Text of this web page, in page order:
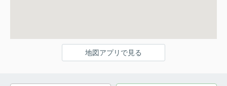
地図アプリで見る